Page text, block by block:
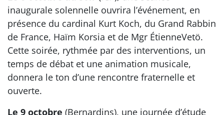
inaugurale solennelle ouvrira l’événement, en
présence du cardinal Kurt Koch, du Grand Rabbin
de France, Haïm Korsia et de Mgr ÉtienneVetö.
Cette soirée, rythmée par des interventions, un
temps de débat et une animation musicale,
donnera le ton d’une rencontre fraternelle et
ouverte.
Le 9 octobre (Bernardins), une journée d’étude